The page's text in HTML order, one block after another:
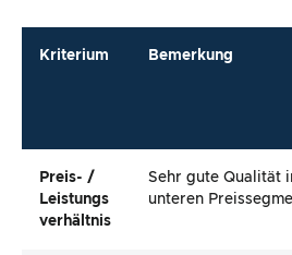
Kriterium Bemerkung
Preis- /
Leistungs
Verhältnis
Sehr gute Qualität
unteren